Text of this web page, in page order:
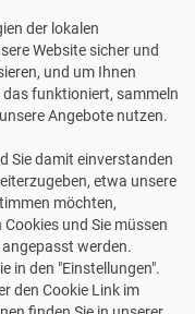
Paypal
sind urheberrechtlich
schriftliche
werden.
| Avery Zweckform
der lokalen
Website sicher und
und um Ihnen
funktioniert, sammeln
Angebote nutzen.
Sie damit einverstanden
etwa unsere
möchten,
und Sie müssen
werden.
in den "Einstellungen".
den Cookie Link im